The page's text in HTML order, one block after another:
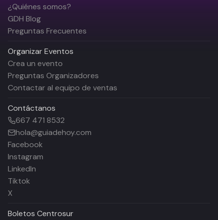
¿Quiénes somos?
GDH Blog
Preguntas Frecuentes
Organizar Eventos
Crea un evento
Preguntas Organizadores
Contactar al equipo de ventas
Contáctanos
667 471 8532
hola@guiadehoy.com
Facebook
Instagram
LinkedIn
Tiktok
X
Boletos Centrosur